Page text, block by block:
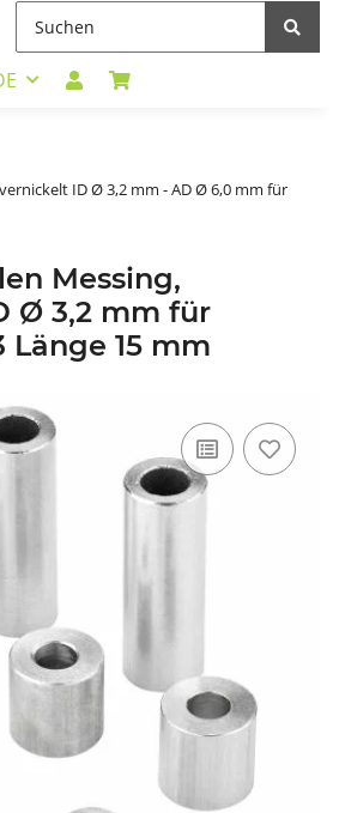
ID Ø 3,2 mm - AD Ø 6,0 mm für
Messing,
Ø 3,2 mm für
Länge 15 mm